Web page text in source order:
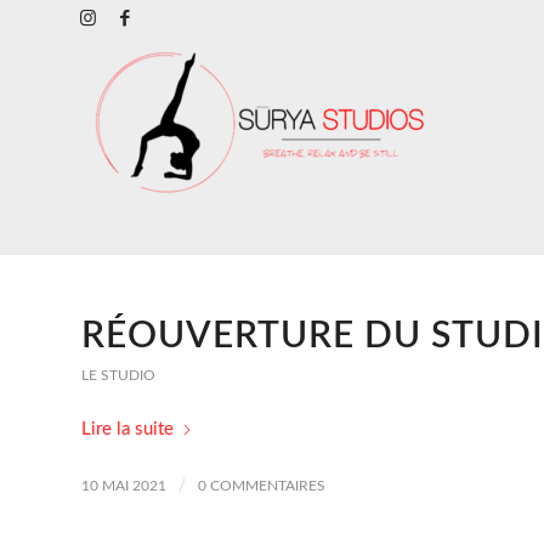
RÉOUVERTURE DU
LE STUDIO
Lire la suite
10 MAI 2021 / 0 COMMENTAIRES